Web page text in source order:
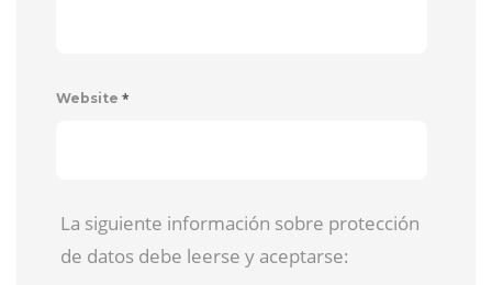
Website *
La siguiente información sobre protección
de datos debe leerse y aceptarse: